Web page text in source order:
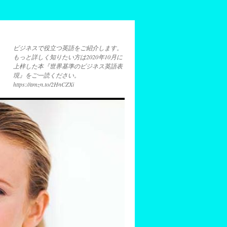
ビジネスで役立つ英語をご紹介します。
もっと詳しく知りたい方は2020年10月に
上梓した本『世界基準のビジネス英語表
現』をご一読ください。
https://amzn.to/2HnCZXi